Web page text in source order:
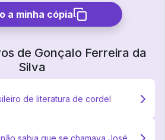
a minha cópia
de Gonçalo Ferreira da
Silva
de literatura de cordel
sabia que se chamava José